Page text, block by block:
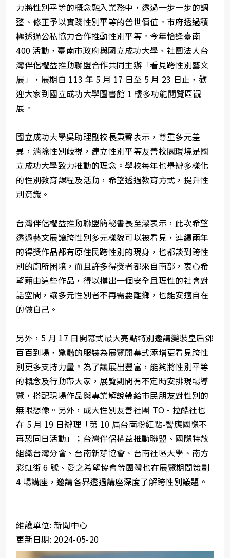
力將性別平等的概念融入業務中，透過一步一步的調
整、修正予以實踐性別平等的普世價值。市府透過積
極透過公私協力合作推動性別平等。今年恰逢臺南
400 活動，臺南市政府與國立成功大學、社團法人台
灣伴侶權益推動聯盟合作共同主辦「看見跨性別藝文
展」，展期自 113 年 5 月 17 日至 5 月 23 日止，歡
迎大家到國立成功大學圖書館 1 樓多功能閱覽區觀
展。
國立成功大學吳助理副校長秉聲表示，尊重多元差
異，消除性別歧視，建立性別平等友善校園環境是國
立成功大學致力推動的理念。學校每年也舉辦多樣化
的性別教育課程及活動，希望透過教育方式，提升性
別意識。
台灣伴侶權益推動聯盟簡秘書長至潔表示，此次希望
透過藝文展讓跨性別多元樣貌可以被看見，連續兩年
的得獎作品都有原住民跨性別的現身，也都談到跨性
別的廁所困境，而且許多得獎者都來自南部，衷心希
望藉由這些作品，得以撐出一個安全且理性的社會對
話空間，讓多元性別者不再需要離鄉，也能安適自在
的做自己。
另外，5 月 17 日開幕式最大亮點特別邀請變裝皇后鄧
百百到場，驚豔的服裝為展覽開幕式添增更看見跨性
別更多支持力量。為了讓展出豐富，能夠將性別平等
的概念及行動帶大家，展覽期間有不定時安排現場導
覽，搭配現場作品與專業解說帶給市民朋友對性別的
無限想像。另外，成大性別友善社團 TO•拉酷社也
在 5 月 19 日辦理「第 10 屆台南粉紅點-響應國際不
再恐同日活動」；台灣伴侶權益推動聯盟、國際特赦
組織台灣分會、台南新芽協會、台南社區大學、南方
彩虹街 6 號、愛之希望協會等團體也在展覽期間策劃
4 場講座，邀請各界透過講座深度了解跨性別議題。
維護單位: 新聞中心
更新日期: 2024-05-20